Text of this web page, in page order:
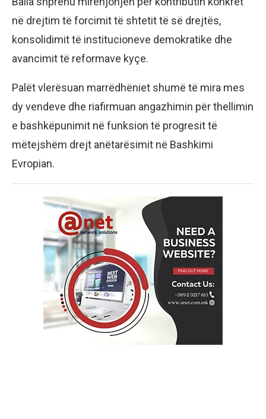
në drejtim të forcimit të shtetit të së drejtës,
konsolidimit të institucioneve demokratike dhe
avancimit të reformave kyçe.
Palët vlerësuan marrëdhëniet shumë të mira mes
dy vendeve dhe riafirmuan angazhimin për thellimin
e bashkëpunimit në funksion të progresit të
mëtejshëm drejt anëtarësimit në Bashkimi
Evropian.